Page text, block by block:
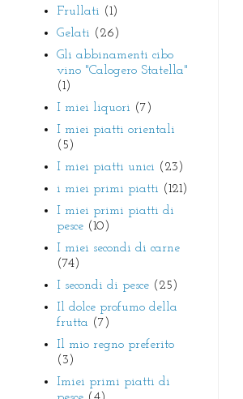
Frullati (1)
Gelati (26)
Gli abbinamenti cibo
vino "Calogero Statella"
(1)
I miei liquori (7)
I miei piatti orientali
(5)
I miei piatti unici (23)
i miei primi piatti (121)
I miei primi piatti di
pesce (10)
I miei secondi di carne
(74)
I secondi di pesce (25)
Il dolce profumo della
frutta (7)
Il mio regno preferito
(3)
Imiei primi piatti di